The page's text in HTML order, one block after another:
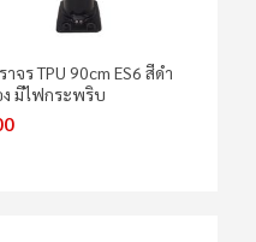
าจร TPU 90cm ES6 สีดำ
ง มีไฟกระพริบ